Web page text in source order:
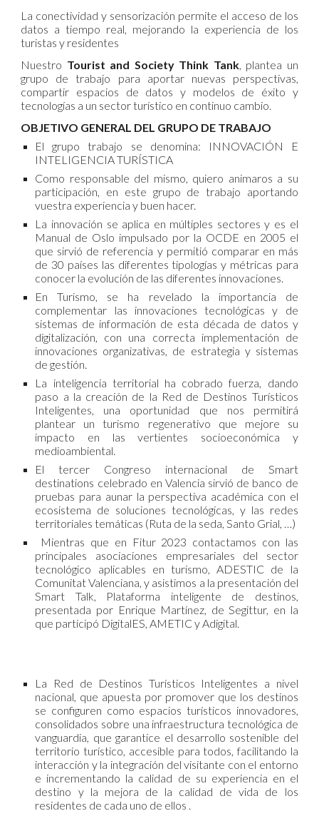
La conectividad y sensorización permite el acceso de los
datos a tiempo real, mejorando la experiencia de los
turistas y residentes
Nuestro Tourist and Society Think Tank, plantea un
grupo de trabajo para aportar nuevas perspectivas,
compartir espacios de datos y modelos de éxito y
tecnologías a un sector turístico en continuo cambio.
OBJETIVO GENERAL DEL GRUPO DE TRABAJO
El grupo trabajo se denomina: INNOVACIÓN E
INTELIGENCIA TURÍSTICA
Como responsable del mismo, quiero animaros a su
participación, en este grupo de trabajo aportando
vuestra experiencia y buen hacer.
La innovación se aplica en múltiples sectores y es el
Manual de Oslo impulsado por la OCDE en 2005 el
que sirvió de referencia y permitió comparar en más
de 30 países las diferentes tipologías y métricas para
conocer la evolución de las diferentes innovaciones.
En Turismo, se ha revelado la importancia de
complementar las innovaciones tecnológicas y de
sistemas de información de esta década de datos y
digitalización, con una correcta implementación de
innovaciones organizativas, de estrategia y sistemas
de gestión.
La inteligencia territorial ha cobrado fuerza, dando
paso a la creación de la Red de Destinos Turísticos
Inteligentes, una oportunidad que nos permitirá
plantear un turismo regenerativo que mejore su
impacto en las vertientes socioeconómica y
medioambiental.
El tercer Congreso internacional de Smart
destinations celebrado en Valencia sirvió de banco de
pruebas para aunar la perspectiva académica con el
ecosistema de soluciones tecnológicas, y las redes
territoriales temáticas (Ruta de la seda, Santo Grial, …)
Mientras que en Fitur 2023 contactamos con las
principales asociaciones empresariales del sector
tecnológico aplicables en turismo, ADESTIC de la
Comunitat Valenciana, y asistimos a la presentación del
Smart Talk, Plataforma inteligente de destinos,
presentada por Enrique Martínez, de Segittur, en la
que participó DigitalES, AMETIC y Adigital.
La Red de Destinos Turísticos Inteligentes a nivel
nacional, que apuesta por promover que los destinos
se configuren como espacios turísticos innovadores,
consolidados sobre una infraestructura tecnológica de
vanguardia, que garantice el desarrollo sostenible del
territorio turístico, accesible para todos, facilitando la
interacción y la integración del visitante con el entorno
e incrementando la calidad de su experiencia en el
destino y la mejora de la calidad de vida de los
residentes de cada uno de ellos .